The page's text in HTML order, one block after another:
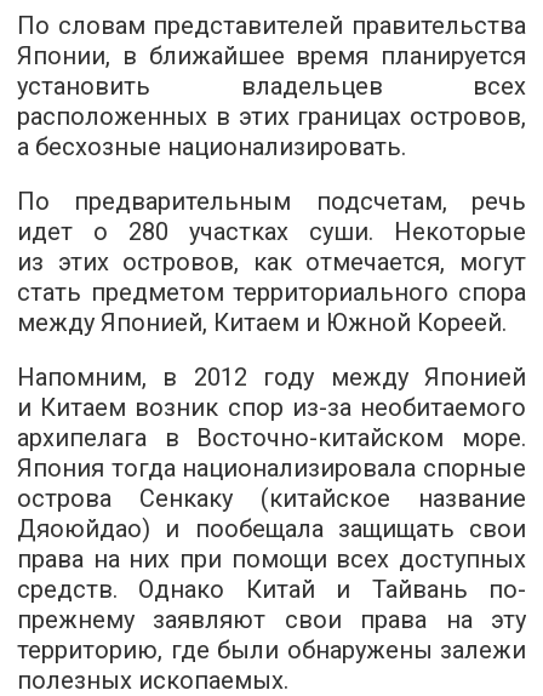
По словам представителей правительства
Японии, в ближайшее время планируется
установить владельцев всех
расположенных в этих границах островов,
а бесхозные национализировать.
По предварительным подсчетам, речь
идет о 280 участках суши. Некоторые
из этих островов, как отмечается, могут
стать предметом территориального спора
между Японией, Китаем и Южной Кореей.
Напомним, в 2012 году между Японией
и Китаем возник спор из-за необитаемого
архипелага в Восточно-китайском море.
Япония тогда национализировала спорные
острова Сенкаку (китайское название
Дяоюйдао) и пообещала защищать свои
права на них при помощи всех доступных
средств. Однако Китай и Тайвань по-
прежнему заявляют свои права на эту
территорию, где были обнаружены залежи
полезных ископаемых.